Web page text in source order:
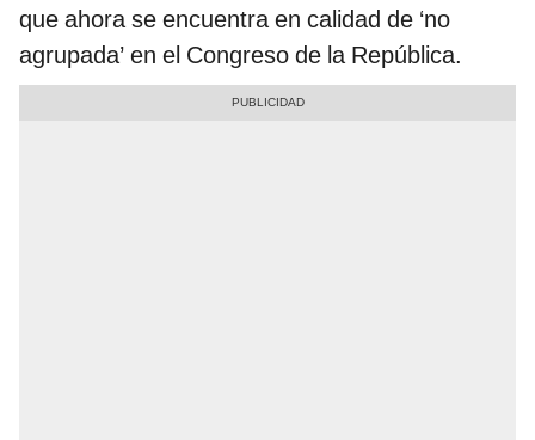
que ahora se encuentra en calidad de ‘no
agrupada’ en el Congreso de la República.